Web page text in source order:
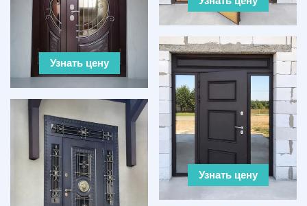
Узнать цену
Узнать цену